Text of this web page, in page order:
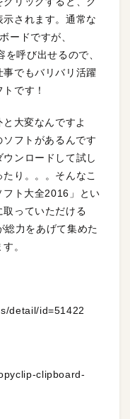
されます。通常な
ードですが、
を呼び出せるので、
でもバリバリ活躍
です！
大変なんですよ
フトがあるんです
ンロードして試し
り。。。そんなこ
フト大全2016」とい
っていただける
力をあげて集めた
。
detail/id=51422
clipboard-